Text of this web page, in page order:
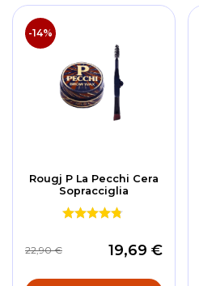
-14%
Rougj P La Pecchi Cera
Sopracciglia
19,69 €
22,90 €